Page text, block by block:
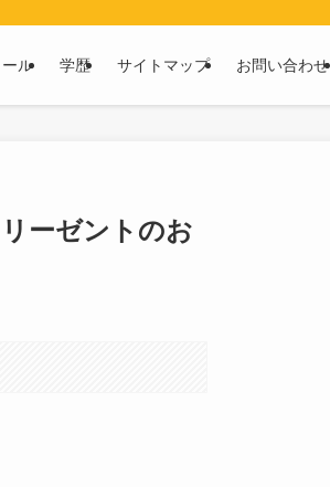
ル 学歴 サイトマップ お問い合わせ
ーゼントのお